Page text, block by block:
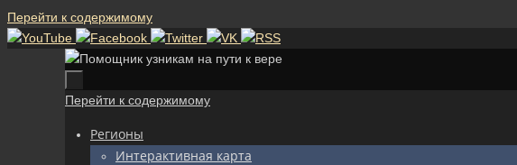
Перейти к содержимому
Перейти к содержимому
Регионы
Интерактивная карта